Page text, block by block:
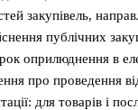
закупівель,
публічних
оприлюднення в
про проведення
для товарів і